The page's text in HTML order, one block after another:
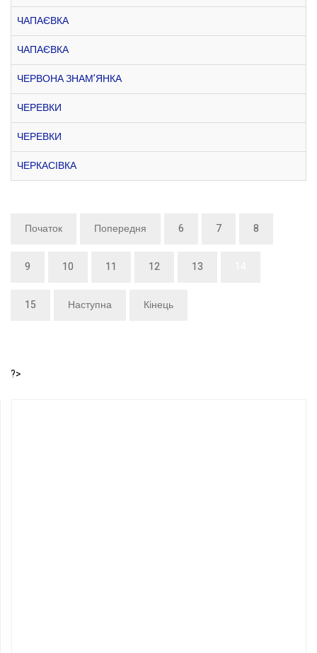
ЧАПАЄВКА
ЧАПАЄВКА
ЧЕРВОНА ЗНАМ’ЯНКА
ЧЕРЕВКИ
ЧЕРЕВКИ
ЧЕРКАСІВКА
Початок Попередня 6 7 8
9 10 11 12 13
15 Наступна Кінець
?>